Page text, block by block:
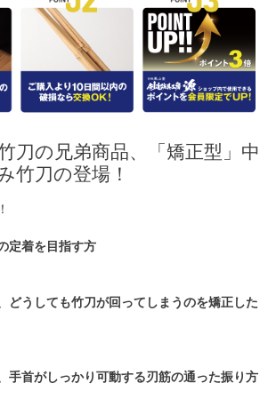
刀の兄弟商品、「矯正型」中
竹刀の登場！
定着を目指す方
どうしても竹刀が回ってしまうのを矯正した
手首がしっかり可動する刃筋の通った振り方